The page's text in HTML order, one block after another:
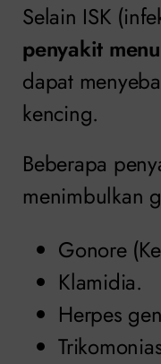
Selain ISK
penyakit
dapat
kencing.
Beberapa
menimbulkan
Gonore
Klamidia.
Herpes